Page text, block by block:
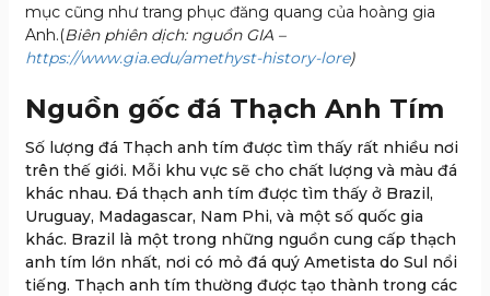
mục cũng như trang phục đăng quang của hoàng gia
Anh.(Biên phiên dịch: nguồn GIA –
https://www.gia.edu/amethyst-history-lore)
Nguồn gốc đá Thạch Anh Tím
Số lượng đá Thạch anh tím được tìm thấy rất nhiều nơi
trên thế giới. Mỗi khu vực sẽ cho chất lượng và màu đá
khác nhau. Đá thạch anh tím được tìm thấy ở Brazil,
Uruguay, Madagascar, Nam Phi, và một số quốc gia
khác. Brazil là một trong những nguồn cung cấp thạch
anh tím lớn nhất, nơi có mỏ đá quý Ametista do Sul nổi
tiếng. Thạch anh tím thường được tạo thành trong các